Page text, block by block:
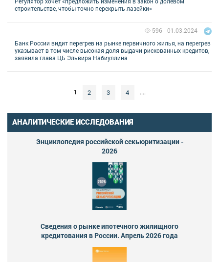
строительстве, чтобы точно перекрыть лазейки»
Банк России видит перегрев на рынке первичного жилья, на перегрев
указывает в том числе высокая доля выдачи рискованных кредитов,
заявила глава ЦБ Эльвира Набиуллина
01.03.2024
596
1 2 3 4 ....
АНАЛИТИЧЕСКИЕ ИССЛЕДОВАНИЯ
Энциклопедия российской секьюритизации -
2026
Сведения о рынке ипотечного жилищного
кредитования в России. Апрель 2026 года